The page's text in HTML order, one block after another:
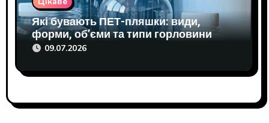
Які бувають ПЕТ-пляшки: види,
форми, об’єми та типи горловини
09.07.2026